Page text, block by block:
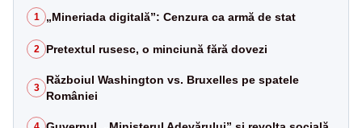
1 „Mineriada digitală”: Cenzura ca armă de stat
2 Pretextul rusesc, o minciună fără dovezi
3
Războiul Washington vs. Bruxelles pe spatele
României